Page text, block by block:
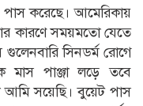
করেছে। আমেরিকায়
কারণে সময়মতো যেতে
সিনডর্ম রোগে
মাস পাঞ্জা লড়ে তবে
সয়েছি। বুয়েট পাস